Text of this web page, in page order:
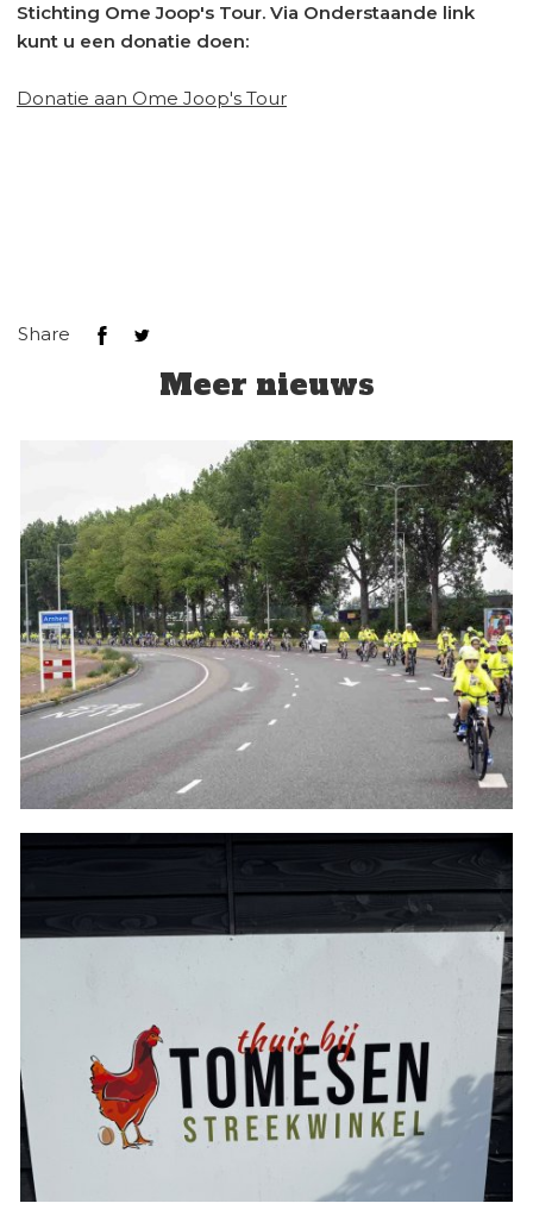
Stichting Ome Joop's Tour. Via Onderstaande link
kunt u een donatie doen:
Donatie aan Ome Joop's Tour
Share
Meer nieuws